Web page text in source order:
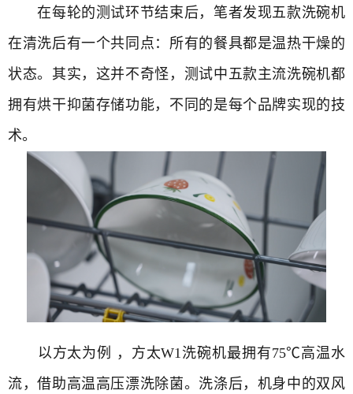
在每轮的测试环节结束后，笔者发现五款洗碗机
在清洗后有一个共同点：所有的餐具都是温热干燥的
状态。其实，这并不奇怪，测试中五款主流洗碗机都
拥有烘干抑菌存储功能，不同的是每个品牌实现的技
术。
以方太为例 ，方太W1洗碗机最拥有75℃高温水
流，借助高温高压漂洗除菌。洗涤后，机身中的双风